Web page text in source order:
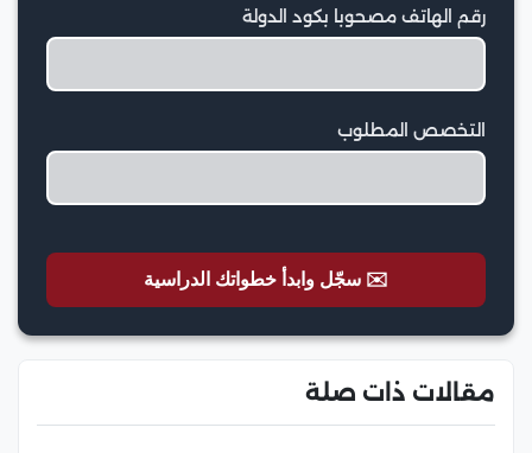
رقم الهاتف مصحوبا بكود الدولة
التخصص المطلوب
✉️ سجّل وابدأ خطواتك الدراسية
مقالات ذات صلة